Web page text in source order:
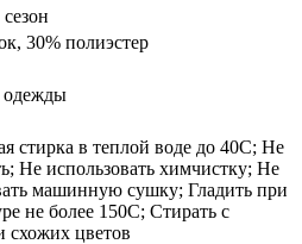
30% полиэстер
одежды
стирка в теплой воде до 40C; Не
Не использовать химчистку; Не
машинную сушку; Гладить при
не более 150C; Стирать с
схожих цветов